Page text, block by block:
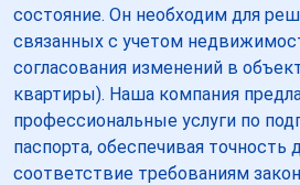
состояние. Он необходим для
связанных с учетом
согласования изменений в
квартиры). Наша компания
профессиональные услуги по
паспорта, обеспечивая точность
соответствие требованиям